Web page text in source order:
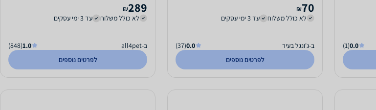
0.0
(1)
70
₪
לא כולל משלוח
עד 3 ימי עסקים
ב-ג'ונגל בעיר 0.0
(37)
לפרטים נוספים
289
₪
לא כולל משלוח
עד 3 ימי עסקים
ב-all4pet 1.0
(848)
לפרטים נוספים